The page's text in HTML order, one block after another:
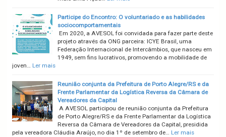
Participe do Encontro: O voluntariado e as habilidades
sociocomportamentais
Em 2020, a AVESOL foi convidada para fazer parte deste
projeto através da ONG parceira: ICYE Brasil, uma
Federação Internacional de Intercâmbios, que nasceu em
1949, sem fins lucrativos, promovendo a mobilidade de
joven… Ler mais
Reunião conjunta da Prefeitura de Porto Alegre/RS e da
Frente Parlamentar da Logística Reversa da Câmara de
Vereadores da Capital
A AVESOL participou de reunião conjunta da Prefeitura
de Porto Alegre/RS e da Frente Parlamentar da Logística
Reversa da Câmara de Vereadores da Capital, presidida
pela vereadora Cláudia Araújo, no dia 1º de setembro de… Ler mais